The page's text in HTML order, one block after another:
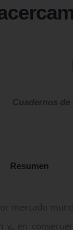
Cuadernos de
Resumen
mercado
en